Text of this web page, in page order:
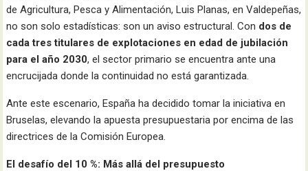
de Agricultura, Pesca y Alimentación, Luis Planas, en Valdepeñas,
no son solo estadísticas: son un aviso estructural. Con dos de
cada tres titulares de explotaciones en edad de jubilación
para el año 2030, el sector primario se encuentra ante una
encrucijada donde la continuidad no está garantizada.
Ante este escenario, España ha decidido tomar la iniciativa en
Bruselas, elevando la apuesta presupuestaria por encima de las
directrices de la Comisión Europea.
El desafío del 10 %: Más allá del presupuesto